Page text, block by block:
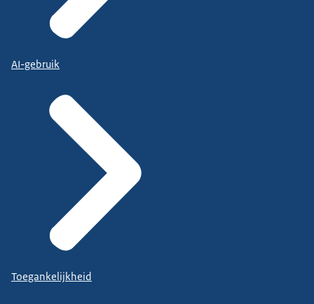
AI-gebruik
Toegankelijkheid